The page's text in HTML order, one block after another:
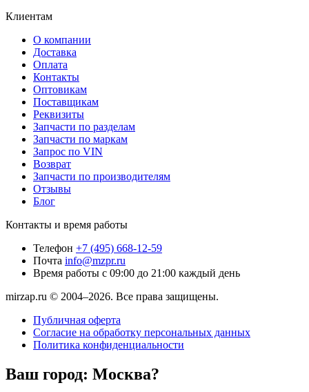
Клиентам
О компании
Доставка
Оплата
Контакты
Оптовикам
Поставщикам
Реквизиты
Запчасти по разделам
Запчасти по маркам
Запрос по VIN
Возврат
Запчасти по производителям
Отзывы
Блог
Контакты и время работы
Телефон +7 (495) 668-12-59
Почта info@mzpr.ru
Время работы с 09:00 до 21:00 каждый день
mirzap.ru © 2004–2026. Все права защищены.
Публичная оферта
Согласие на обработку персональных данных
Политика конфиденциальности
Ваш город: Москва?